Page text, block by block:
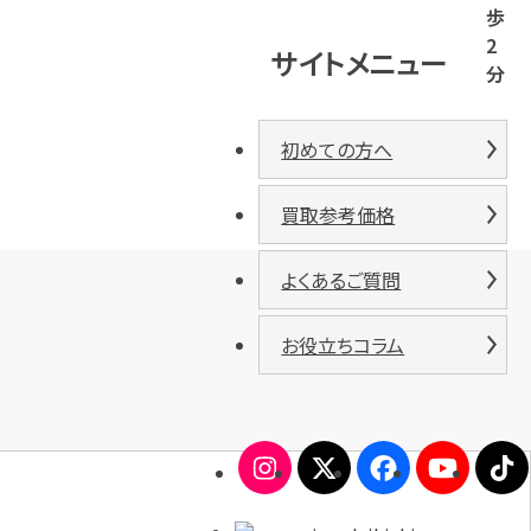
歩
2
分
サイトメニュー
初めての方へ
買取参考価格
よくあるご質問
お役立ちコラム